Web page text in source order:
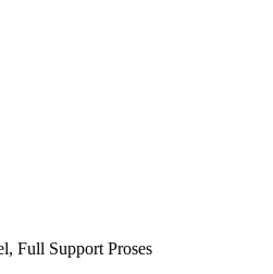
Full Support Proses